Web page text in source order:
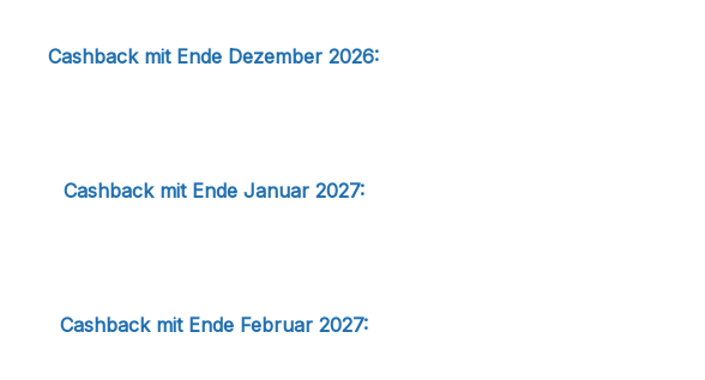
Cashback mit Ende Dezember 2026:
Cashback mit Ende Januar 2027:
Cashback mit Ende Februar 2027: